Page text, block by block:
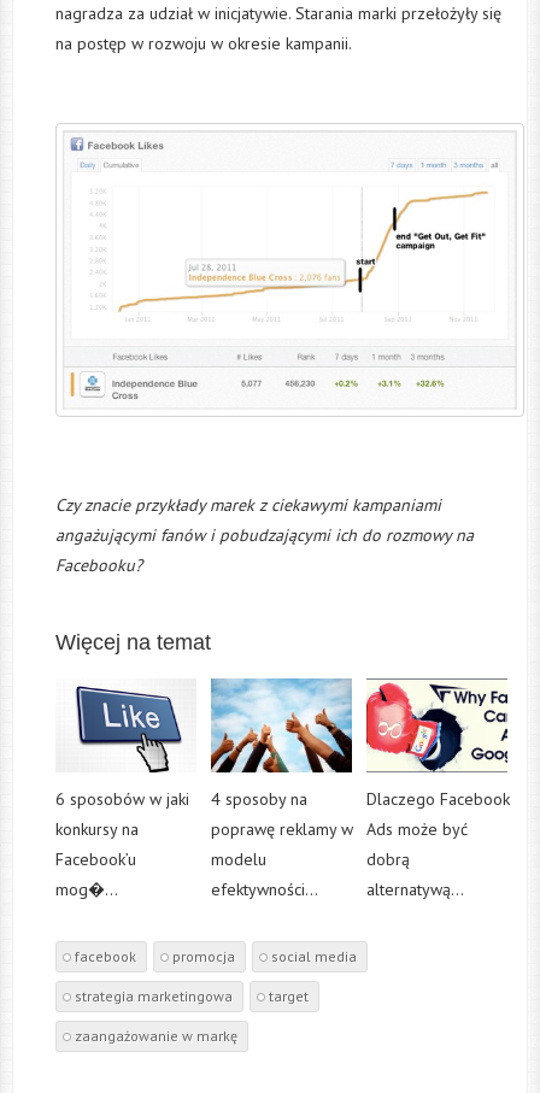
nagradza za udział w inicjatywie. Starania marki przełożyły się
na postęp w rozwoju w okresie kampanii.
Czy znacie przykłady marek z ciekawymi kampaniami
angażującymi fanów i pobudzającymi ich do rozmowy na
Facebooku?
Więcej na temat
6 sposobów w jaki
konkursy na
Facebook’u
mog�...
4 sposoby na
poprawę reklamy w
modelu
efektywności...
Dlaczego Facebook
Ads może być
dobrą
alternatywą...
facebook promocja social media
strategia marketingowa target
zaangażowanie w markę